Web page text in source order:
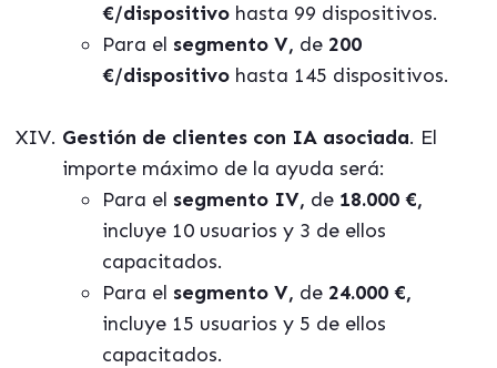
€/dispositivo hasta 99 dispositivos.
Para el segmento V, de 200
€/dispositivo hasta 145 dispositivos.
Gestión de clientes con IA asociada. El
importe máximo de la ayuda será:
Para el segmento IV, de 18.000 €,
incluye 10 usuarios y 3 de ellos
capacitados.
Para el segmento V, de 24.000 €,
incluye 15 usuarios y 5 de ellos
capacitados.